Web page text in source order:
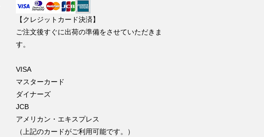
【クレジットカード決済】
ご注文後すぐに出荷の準備をさせていただきま
す。
VISA
マスターカード
ダイナーズ
JCB
アメリカン・エキスプレス
（上記のカードがご利用可能です。）